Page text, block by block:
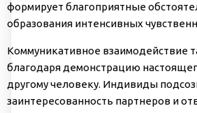
формирует благоприятные
образования интенсивных
Коммуникативное взаимодействие
благодаря демонстрацию
другому человеку. Индивиды
заинтересованность партнеров и